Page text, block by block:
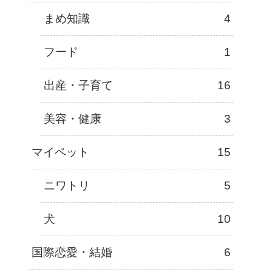
まめ知識 4
フード 1
出産・子育て 16
美容・健康 3
マイペット 15
ニワトリ 5
犬 10
国際恋愛・結婚 6